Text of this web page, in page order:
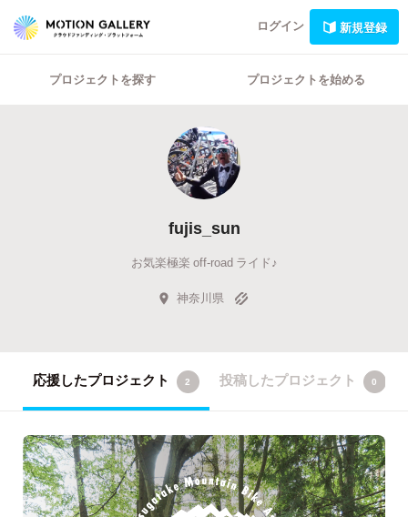
ログイン 新規登録
プロジェクトを探す プロジェクトを始める
fujis_sun
お気楽極楽 off-road ライド♪
神奈川県
応援したプロジェクト 2 投稿したプロジェクト 0